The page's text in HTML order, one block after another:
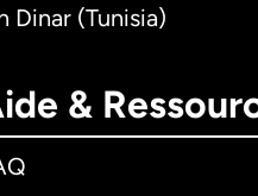
Dinar (Tunisia)
&